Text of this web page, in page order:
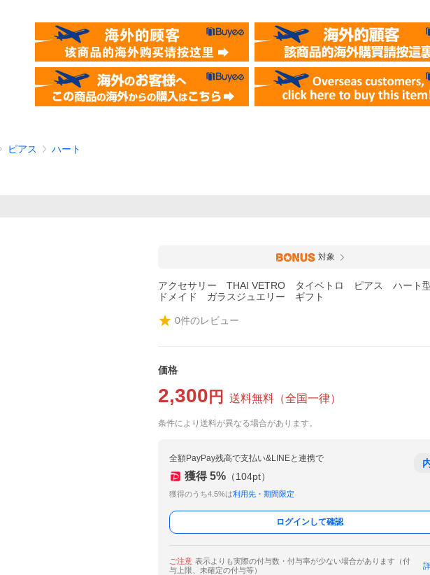
ピアス ハート
対象
アクセサリー THAI VETRO タイベトロ ピアス ハート
ドメイド ガラスジュエリー ギフト
0件のレビュー
価格
2,300 円 送料無料 （全国一律）
条件により送料が異なる場合があります。
全額PayPay残高で支払い&LINEと連携で
獲得 5% （104pt）
獲得のうち4.5%は利用先・期間限定
ログインして確認
ご注意 表示よりも実際の付与数・付与率が少ない場合があります（付
与上限、未確定の付与等）